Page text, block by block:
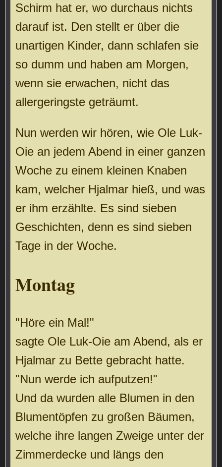
Schirm hat er, wo durchaus nichts
darauf ist. Den stellt er über die
unartigen Kinder, dann schlafen sie
so dumm und haben am Morgen,
wenn sie erwachen, nicht das
allergeringste geträumt.
Nun werden wir hören, wie Ole Luk-
Oie an jedem Abend in einer ganzen
Woche zu einem kleinen Knaben
kam, welcher Hjalmar hieß, und was
er ihm erzählte. Es sind sieben
Geschichten, denn es sind sieben
Tage in der Woche.
Montag
"Höre ein Mal!"
sagte Ole Luk-Oie am Abend, als er
Hjalmar zu Bette gebracht hatte.
"Nun werde ich aufputzen!"
Und da wurden alle Blumen in den
Blumentöpfen zu großen Bäumen,
welche ihre langen Zweige unter der
Zimmerdecke und längs den